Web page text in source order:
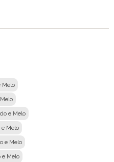
Melo
e Melo
e Melo
e Melo
e Melo